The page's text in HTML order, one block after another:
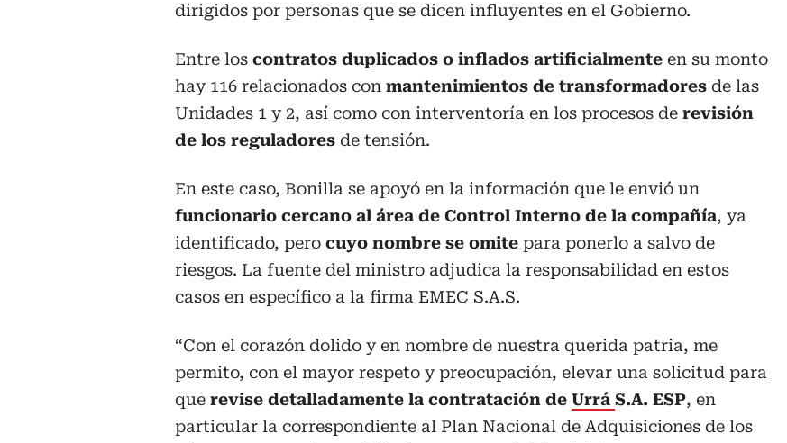
dirigidos por personas que se dicen influyentes en el Gobierno.
Entre los contratos duplicados o inflados artificialmente en su monto
hay 116 relacionados con mantenimientos de transformadores de las
Unidades 1 y 2, así como con interventoría en los procesos de revisión
de los reguladores de tensión.
En este caso, Bonilla se apoyó en la información que le envió un
funcionario cercano al área de Control Interno de la compañía, ya
identificado, pero cuyo nombre se omite para ponerlo a salvo de
riesgos. La fuente del ministro adjudica la responsabilidad en estos
casos en específico a la firma EMEC S.A.S.
“Con el corazón dolido y en nombre de nuestra querida patria, me
permito, con el mayor respeto y preocupación, elevar una solicitud para
que revise detalladamente la contratación de Urrá S.A. ESP, en
particular la correspondiente al Plan Nacional de Adquisiciones de los